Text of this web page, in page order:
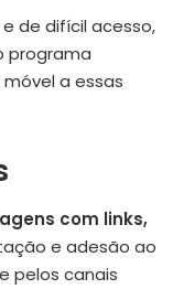
de difícil acesso,
programa
a essas
com links,
e adesão ao
pelos canais